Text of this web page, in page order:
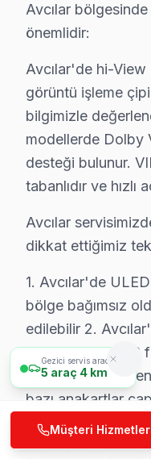
Ses ve Port Onarımı
Arıza Tespiti
* Avcılar bölgesinde
Avcılar Hisense TV Tamir
Avcılar bölgesinde
önemlidir:
Avcılar'de hi-
görüntü işleme
bilgimizle
modellerde Dolby
desteği bulunur.
tabanlıdır ve hızlı
Avcılar
dikkat ettiğimiz
1. Avcılar'de
bölge bağımsız
edilebilir 2.
sorunlarında
3. Avcılar'de
bazı anakartlar
Avcılar Hisense
Gezici servis aracımız
5 araç 4 km
Müşteri